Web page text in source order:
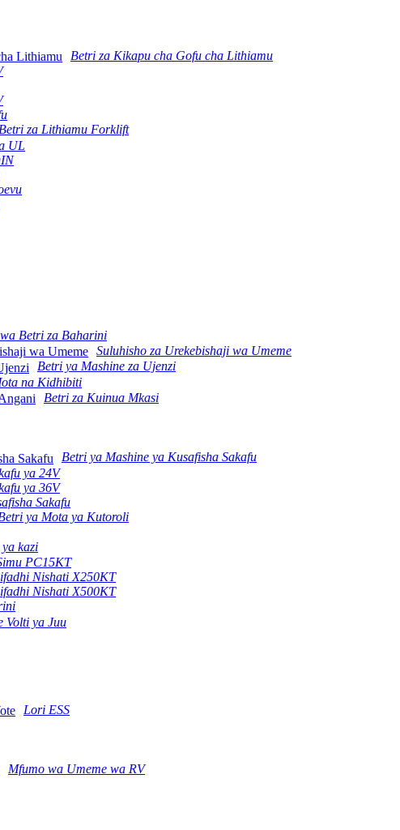
Betri za Kikapu cha Gofu cha Lithiamu
Betri za Lithiamu Forklift
UL
Betri za Baharini
Suluhisho za Urekebishaji wa Umeme
Betri ya Mashine za Ujenzi
na Kidhibiti
Betri za Kuinua Mkasi
Betri ya Mashine ya Kusafisha Sakafu
ya 24V
ya 36V
Sakafu
ya Mota ya Kutoroli
ya kazi
PC15KT
Nishati X250KT
Nishati X500KT
Volti ya Juu
Lori ESS
Mfumo wa Umeme wa RV